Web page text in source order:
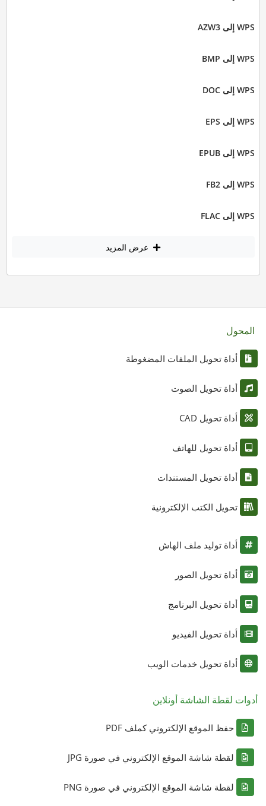
WPS إلى AZW3
WPS إلى BMP
WPS إلى DOC
WPS إلى EPS
WPS إلى EPUB
WPS إلى FB2
WPS إلى FLAC
عرض المزيد
المحول
أداة تحويل الملفات المضغوطة
أداة تحويل الصوت
أداة تحويل CAD
أداة تحويل للهاتف
أداة تحويل المستندات
تحويل الكتب الإلكترونية
أداة توليد ملف الهاش
أداة تحويل الصور
أداة تحويل البرنامج
أداة تحويل الفيديو
أداة تحويل خدمات الويب
أدوات لقطة الشاشة أونلاين
حفظ الموقع الإلكتروني كملف PDF
لقطة شاشة الموقع الإلكتروني في صورة JPG
لقطة شاشة الموقع الإلكتروني في صورة PNG